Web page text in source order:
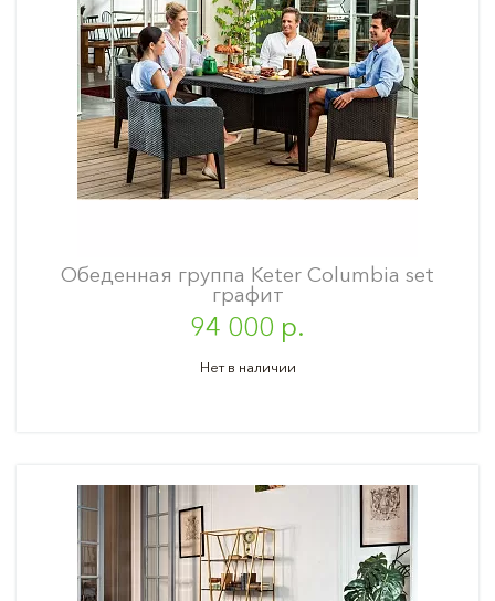
Обеденная группа Keter Columbia set
графит
94 000 р.
Нет в наличии